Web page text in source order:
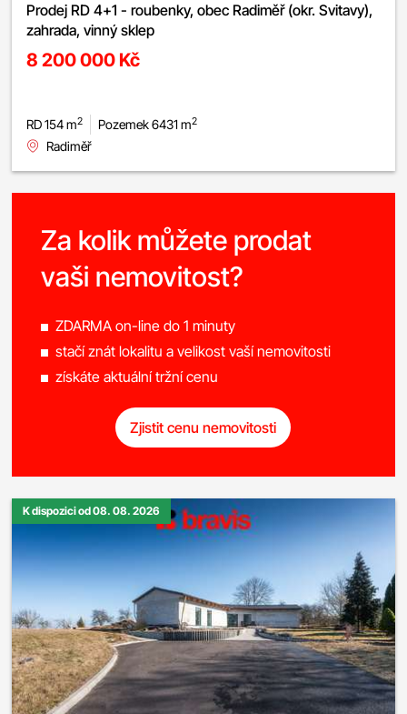
Prodej RD 4+1 - roubenky, obec Radiměř (okr. Svitavy),
zahrada, vinný sklep
8 200 000 Kč
RD 154 m2 Pozemek 6431 m2
Radiměř
Za kolik můžete prodat
vaši nemovitost?
ZDARMA on-line do 1 minuty
stačí znát lokalitu a velikost vaší nemovitosti
získáte aktuální tržní cenu
Zjistit cenu nemovitosti
K dispozici od 08. 08. 2026